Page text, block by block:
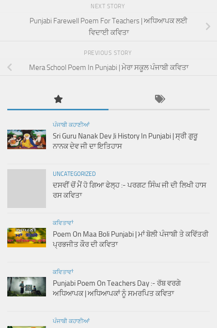
NEXT STORY
Punjabi Farewell Poem For Teachers | ਅਧਿਆਪਕ ਲਈ
ਵਿਦਾਈ ਕਵਿਤਾ
PREVIOUS STORY
Mera School Poem In Punjabi | ਮੇਰਾ ਸਕੂਲ ਪੰਜਾਬੀ ਕਵਿਤਾ
ਪੰਜਾਬੀ ਕਹਾਣੀਆਂ
Sri Guru Nanak Dev Ji History In Punjabi | ਸ੍ਰੀ ਗੁਰੂ
ਨਾਨਕ ਦੇਵ ਜੀ ਦਾ ਇਤਿਹਾਸ
UNCATEGORIZED
ਦਸਵੀਂ ਚੋਂ ਮੈਂ ਹੋ ਗਿਆ ਫੇਲ੍ਹ :- ਪਰਗਟ ਸਿੰਘ ਜੀ ਦੀ ਲਿਖੀ ਹਾਸ
ਰਸ ਕਵਿਤਾ
ਕਵਿਤਾਵਾਂ
Poem On Maa Boli Punjabi | ਮਾਂ ਬੋਲੀ ਪੰਜਾਬੀ ਤੇ ਕਵਿੱਤਰੀ
ਪ੍ਰਭਜੀਤ ਕੌਰ ਦੀ ਕਵਿਤਾ
ਕਵਿਤਾਵਾਂ
Punjabi Poem On Teachers Day :- ਰੱਬ ਵਰਗੇ
ਅਧਿਆਪਕ | ਅਧਿਆਪਕਾਂ ਨੂੰ ਸਮਰਪਿਤ ਕਵਿਤਾ
ਪੰਜਾਬੀ ਕਹਾਣੀਆਂ